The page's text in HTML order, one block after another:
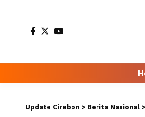
Update Cirebon > Berita Nasional>